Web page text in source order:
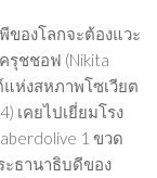
องโลกจะต้องแวะ
รุชชอฟ (Nikita
ห่งสหภาพโซเวียต
เคยไปเยี่ยมโรง
1 ขวด
ะธานาธิบดีของ